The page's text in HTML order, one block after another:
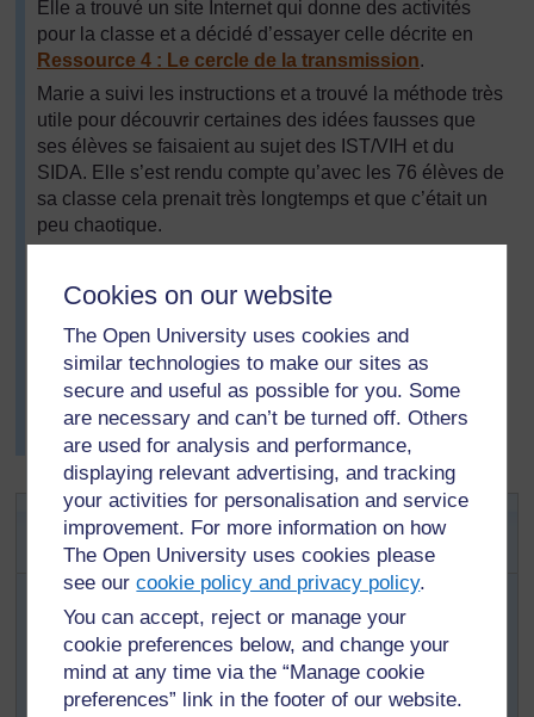
Cookies on our website
The Open University uses cookies and
similar technologies to make our sites as
secure and useful as possible for you. Some
are necessary and can’t be turned off. Others
are used for analysis and performance,
displaying relevant advertising, and tracking
your activities for personalisation and service
improvement. For more information on how
The Open University uses cookies please
see ourcookie policy and privacy policy.
You can accept, reject or manage your
cookie preferences below, and change your
mind at any time via the “Manage cookie
preferences” link in the footer of our website.
Elle a trouvé un site Internet qui donne des activités
pour la classe et a décidé d’essayer celle décrite en
Ressource 4 : Le cercle de la transmission.
Marie a suivi les instructions et a trouvé la méthode très
utile pour découvrir certaines des idées fausses que
ses élèves se faisaient au sujet des IST/VIH et du
SIDA. Elle s’est rendu compte qu’avec les 76 élèves de
sa classe cela prenait très longtemps et que c’était un
peu chaotique.
groupes, l’un des groupes écrivant ce qu’il savait ou
pensait savoir sur les IST/VIH et le SIDA, pendant que
l’autre groupe faisait l’activité. Au cours suivant, elle a
interverti les activités des deux groupes. Entre les
cours, elle a pu réfléchir à ce que les élèves savaient
déjà ou pensaient savoir au sujet des IST/VIH et du
SIDA et cela l'a aidée à préparer le cours suivant.
Activité clé : Jeu de rôle pour les
cours sur le VIH et le SIDA
Préparez des cours comportant un jeu de rôle sur le
thème du VIH et du SIDA (voir Ressource 5 : Jeu de
rôle pour les cours sur le VIH et le SIDA)adapté à
l’âge de vos élèves. S’ils sont d’âge sexuellement actif,
vous devez vous concentrer sur la prévention. Voici